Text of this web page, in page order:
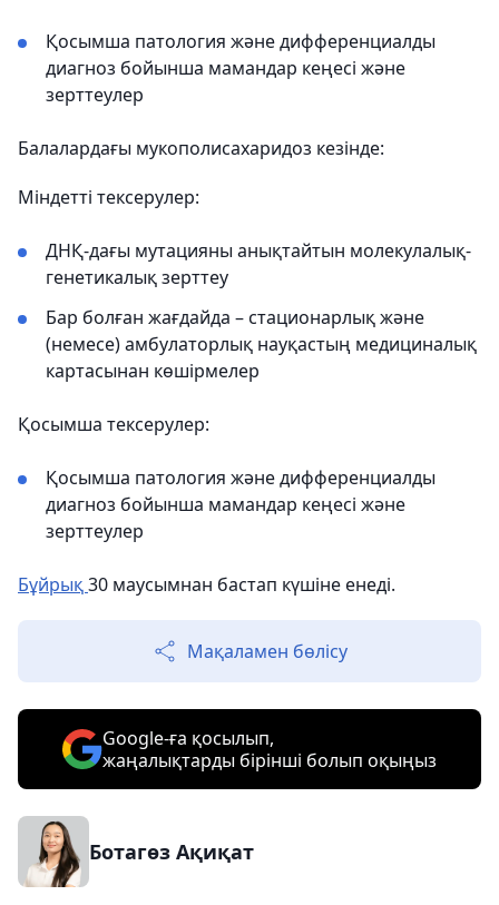
Қосымша патология және дифференциалды
диагноз бойынша мамандар кеңесі және
зерттеулер
Балалардағы мукополисахаридоз кезінде:
Міндетті тексерулер:
ДНҚ-дағы мутацияны анықтайтын молекулалық-
генетикалық зерттеу
Бар болған жағдайда – стационарлық және
(немесе) амбулаторлық науқастың медициналық
картасынан көшірмелер
Қосымша тексерулер:
Қосымша патология және дифференциалды
диагноз бойынша мамандар кеңесі және
зерттеулер
Бұйрық30 маусымнан бастап күшіне енеді.
Мақаламен бөлісу
Google-ға қосылып,
жаңалықтарды бірінші болып оқыңыз
Ботагөз Ақиқат